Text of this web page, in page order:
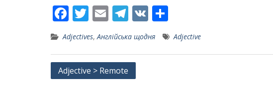
F
ac
e
b
o
T
w
itt
er
E
m
ai
l
T
e
gr
a
V
h
ar
e
Adjectives,Англійська щодня Adjective
Post
Adjective > Remote